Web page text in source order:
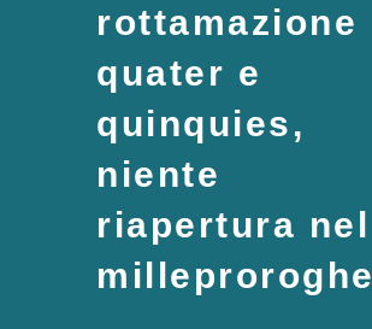
rottamazione
quater e
quinquies,
niente
riapertura nel
milleproroghe